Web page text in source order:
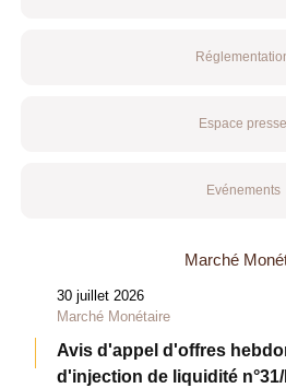
Espace presse
Evénements
Marché
30 juillet 2026
Marché Monétaire
Avis d'appel d'offres
d'injection de liquidité n°31/